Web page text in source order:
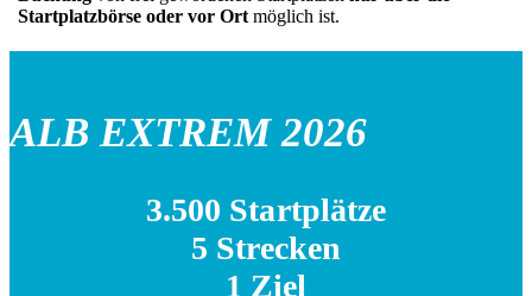
Startplatzbörse oder vor Ort möglich ist.
ALB EXTREM 2026
3.500 Startplätze
5 Strecken
1 Ziel